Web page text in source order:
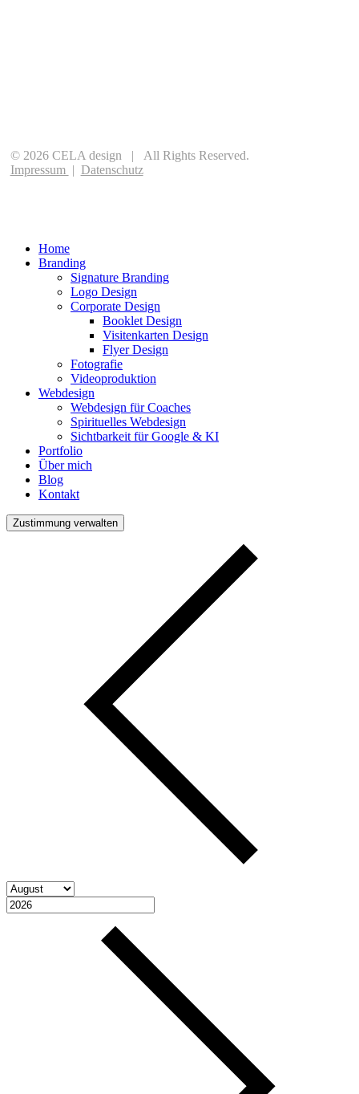
© 2026CELA design | All Rights Reserved.
Impressum | Datenschutz
Home
Branding
Signature Branding
Logo Design
Corporate Design
Booklet Design
Visitenkarten Design
Flyer Design
Fotografie
Videoproduktion
Webdesign
Webdesign für Coaches
Spirituelles Webdesign
Sichtbarkeit für Google & KI
Portfolio
Über mich
Blog
Kontakt
Zustimmung verwalten